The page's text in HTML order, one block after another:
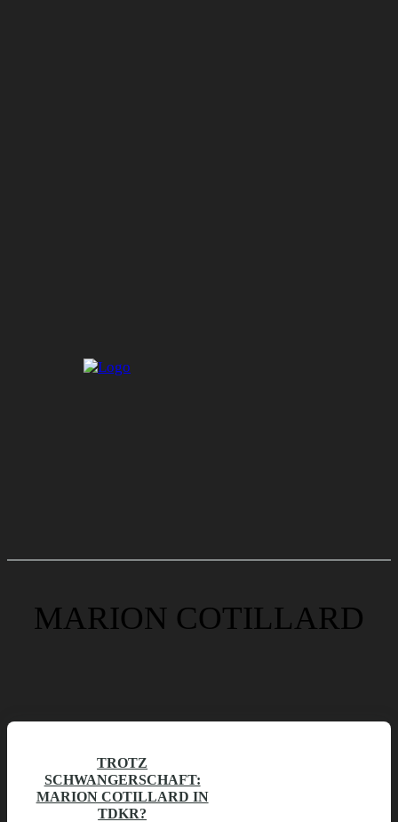
MARION COTILLARD
TROTZ
SCHWANGERSCHAFT:
MARION COTILLARD IN
TDKR?